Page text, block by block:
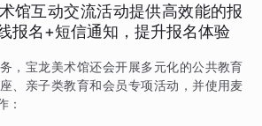
馆互动交流活动提供高效能的报
报名+短信通知，提升报名体验
，宝龙美术馆还会开展多元化的公共教育
、亲子类教育和会员专项活动，并使用麦
：